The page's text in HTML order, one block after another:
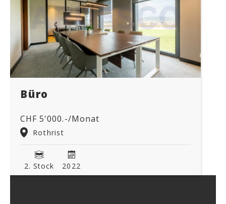
Büro
CHF 5'000.-/Monat
Rothrist
2. Stock 2022